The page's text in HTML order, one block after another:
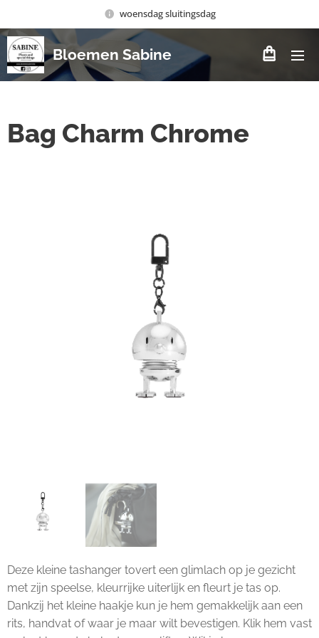
woensdag sluitingsdag
Bloemen Sabine
Bag Charm Chrome
Deze kleine tashanger tovert een glimlach op je gezicht
met zijn speelse, kleurrijke uiterlijk en fleurt je tas op.
Dankzij het kleine haakje kun je hem gemakkelijk aan een
rits, handvat of waar je maar wilt bevestigen. Klik hem vast